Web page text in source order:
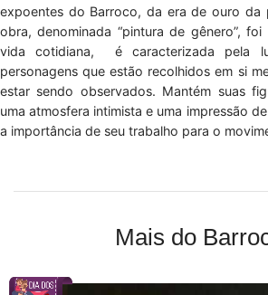
expoentes do Barroco, da era de ouro da
obra, denominada “pintura de gênero”,
vida cotidiana, é caracterizada pela
personagens que estão recolhidos em si
estar sendo observados. Mantém suas
uma atmosfera intimista e uma impressão
a importância de seu trabalho para o
Mais do